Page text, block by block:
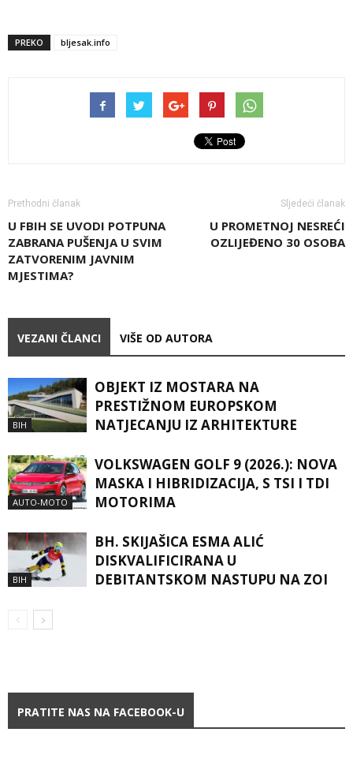
PREKO bljesak.info
Prethodni članak
U FBIH SE UVODI POTPUNA
ZABRANA PUŠENJA U SVIM
ZATVORENIM JAVNIM
MJESTIMA?
Sljedeći članak
U PROMETNOJ NESREĆI
OZLIJEĐENO 30 OSOBA
VEZANI ČLANCI VIŠE OD AUTORA
BIH
OBJEKT IZ MOSTARA NA
PRESTIŽNOM EUROPSKOM
NATJECANJU IZ ARHITEKTURE
AUTO-MOTO
VOLKSWAGEN GOLF 9 (2026.): NOVA
MASKA I HIBRIDIZACIJA, S TSI I TDI
MOTORIMA
BIH
BH. SKIJAŠICA ESMA ALIĆ
DISKVALIFICIRANA U
DEBITANTSKOM NASTUPU NA ZOI
PRATITE NAS NA FACEBOOK-U